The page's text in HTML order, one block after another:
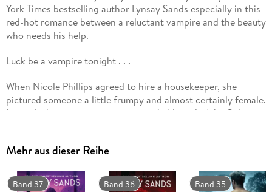
York Times bestselling author Lynsay Sands especially in this
red-hot romance between a reluctant vampire and the beauty
who needs his help.
Luck be a vampire tonight . . .
When Nicole Phillips agreed to hire a housekeeper, she
pictured someone a little frumpy and almost certainly female.
Instead, she gets gorgeous, unmistakably male Jake Colson.
all.
. . . and every night
Mehr aus dieser Reihe
Band 37 Band 36 Band 35